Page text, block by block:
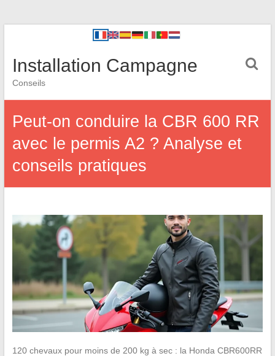
Installation Campagne
Conseils
Peut-on conduire la CBR 600 RR
avec le permis A2 ? Analyse et
conseils pratiques
120 chevaux pour moins de 200 kg à sec : la Honda CBR600RR